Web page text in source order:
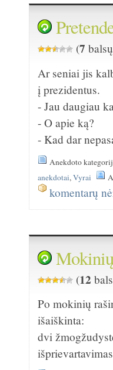
(7
Ar seniai jis
į prezidentus.
- Jau daugiau
- O apie ką?
- Kad dar
Anekdoto
anekdotai,Vyrai
komentarų
(12
Po mokinių
išaiškinta:
dvi